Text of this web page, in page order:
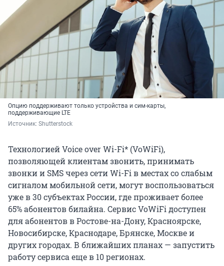
Опцию поддерживают только устройства и сим-карты,
поддерживающие LTE
Источник: Shutterstock
Технологией Voice over Wi-Fi* (VoWiFi),
позволяющей клиентам звонить, принимать
звонки и SMS через сети Wi-Fi в местах со слабым
сигналом мобильной сети, могут воспользоваться
уже в 30 субъектах России, где проживает более
65% абонентов билайна. Сервис VoWiFi доступен
для абонентов в Ростове-на-Дону, Красноярске,
Новосибирске, Краснодаре, Брянске, Москве и
других городах. В ближайших планах — запустить
работу сервиса еще в 10 регионах.